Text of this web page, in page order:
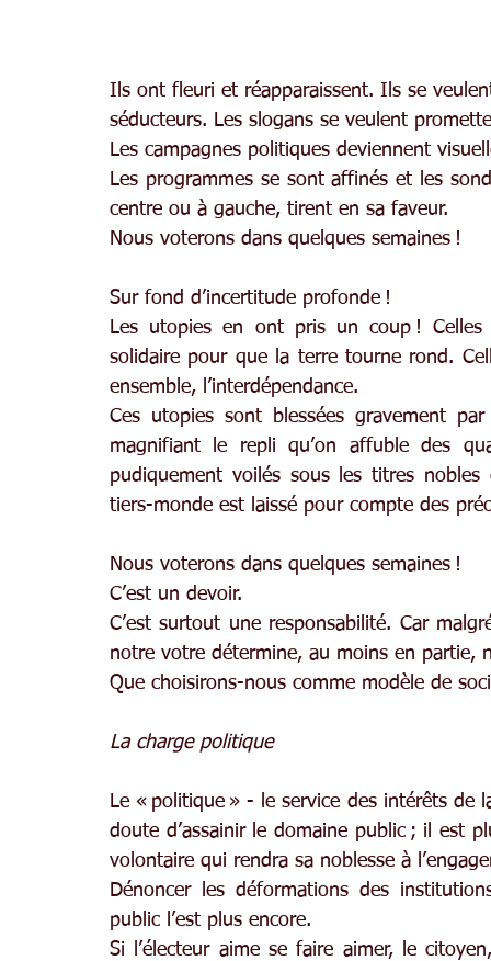
Ils ont fleuri et réapparaissent. Ils se
séducteurs. Les slogans se veulent
Les campagnes politiques deviennent
Les programmes se sont affinés et les
centre ou à gauche, tirent en sa faveur.
Nous voterons dans quelques semaines !
Sur fond d’incertitude profonde !
Les utopies en ont pris un coup !
solidaire pour que la terre tourne rond.
ensemble, l’interdépendance.
Ces utopies sont blessées gravement
magnifiant le repli qu’on affuble des
pudiquement voilés sous les titres
tiers-monde est laissé pour compte des
Nous voterons dans quelques semaines !
C’est un devoir.
C’est surtout une responsabilité. Car
notre votre détermine, au moins en partie,
Que choisirons-nous comme modèle de
La charge politique
Le « politique » - le service des intérêts
doute d’assainir le domaine public ; il est
volontaire qui rendra sa noblesse à
Dénoncer les déformations des
public l’est plus encore.
Si l’électeur aime se faire aimer, le